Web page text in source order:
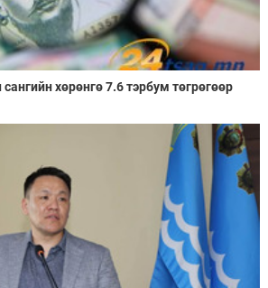
хөрөнгө 7.6 тэрбум төгрөгөөр